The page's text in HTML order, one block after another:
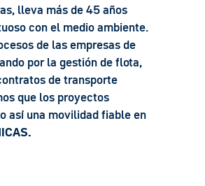
lleva más de 45 años
con el medio ambiente.
de las empresas de
por la gestión de flota,
de transporte
que los proyectos
así una movilidad fiable en